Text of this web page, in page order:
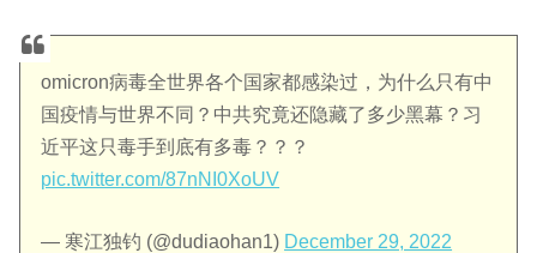
omicron病毒全世界各个国家都感染过，为什么只有中
国疫情与世界不同？中共究竟还隐藏了多少黑幕？习
近平这只毒手到底有多毒？？？
pic.twitter.com/87nNI0XoUV
— 寒江独钓 (@dudiaohan1) December 29, 2022